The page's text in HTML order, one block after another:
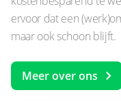
ervoor dat een
maar ook schoon blijft.
Meer over ons